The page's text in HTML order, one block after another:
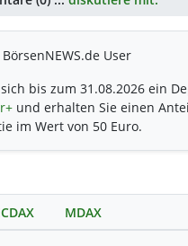
User
bis zum 31.08.2026 ein
und erhalten Sie einen
im Wert von 50 Euro.
MDAX